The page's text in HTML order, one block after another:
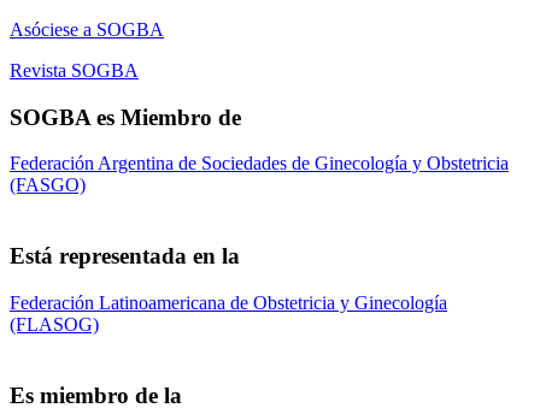
Asóciese a SOGBA
Revista SOGBA
SOGBA es Miembro de
Federación Argentina de Sociedades de Ginecología y Obstetricia
(FASGO)
Está representada en la
Federación Latinoamericana de Obstetricia y Ginecología
(FLASOG)
Es miembro de la